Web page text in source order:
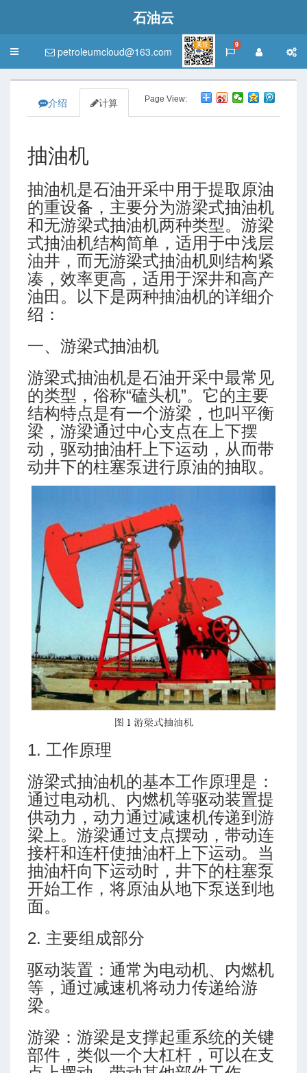
石油云
Toggle
petroleumcloud@163.com
关注 9
裂模拟软件
介绍 计算 Page View:
抽油机
抽油机是石油开采中用于提取原油
的重设备，主要分为游梁式抽油机
和无游梁式抽油机两种类型。游梁
式抽油机结构简单，适用于中浅层
油井，而无游梁式抽油机则结构紧
凑，效率更高，适用于深井和高产
油田。以下是两种抽油机的详细介
绍：
一、游梁式抽油机
游梁式抽油机是石油开采中最常见
的类型，俗称“磕头机”。它的主要
结构特点是有一个游梁，也叫平衡
梁，游梁通过中心支点在上下摆
动，驱动抽油杆上下运动，从而带
动井下的柱塞泵进行原油的抽取。
1. 工作原理
游梁式抽油机的基本工作原理是：
通过电动机、内燃机等驱动装置提
供动力，动力通过减速机传递到游
梁上。游梁通过支点摆动，带动连
接杆和连杆使抽油杆上下运动。当
抽油杆向下运动时，井下的柱塞泵
开始工作，将原油从地下泵送到地
面。
2. 主要组成部分
驱动装置：通常为电动机、内燃机
等，通过减速机将动力传递给游
梁。
游梁：游梁是支撑起重系统的关键
部件，类似一个大杠杆，可以在支